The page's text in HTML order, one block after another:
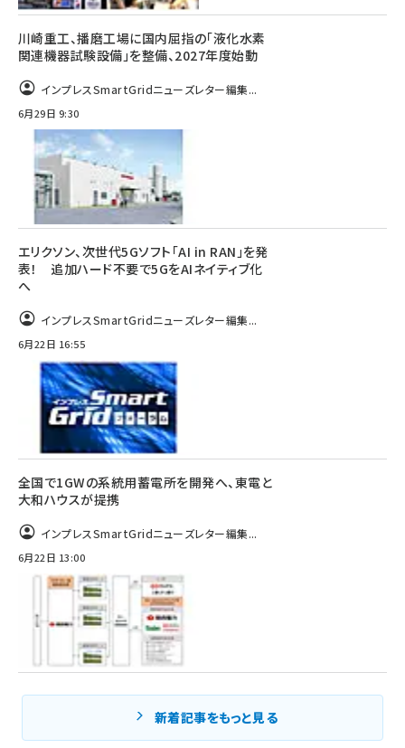
川崎重工、播磨工場に国内屈指の「液化水素
関連機器試験設備」を整備、2027年度始動
インプレスSmartGridニューズレター編集...
6月29日 9:30
エリクソン、次世代5Gソフト「AI in RAN」を発
表！ 追加ハード不要で5GをAIネイティブ化
へ
インプレスSmartGridニューズレター編集...
6月22日 16:55
全国で1GWの系統用蓄電所を開発へ、東電と
大和ハウスが提携
インプレスSmartGridニューズレター編集...
6月22日 13:00
新着記事をもっと見る